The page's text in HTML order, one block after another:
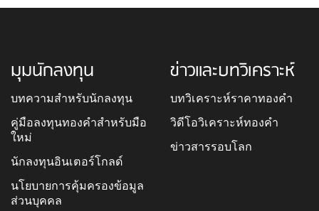
มุมนักลงทุน
บทความสำหรับนักลงทุน
คู่มือลงทุนทองคำสำหรับมือ
ใหม่
นักลงทุนอินเตอร์โกลด์
นโยบายการคุ้มครองข้อมูล
ส่วนบุคคล
ข่าวและบทวิเคราะห์
บทวิเคราะห์ราคาทองคำ
วิดีโอวิเคราะห์ทองคำ
ข่าวสารรอบโลก